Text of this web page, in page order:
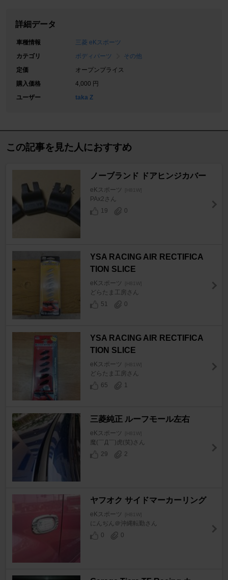
詳細データ
車種情報
三菱 eKスポーツ
カテゴリ
ボディパーツ
その他
定価
オープンプライス
購入価格
4,000 円
ユーザー
taka Z
この記事を見た人におすすめ
ノーブランド ドアヒンジカバー
eKスポーツ [H81W]
PAx2さん
19
0
YSA RACING AIR RECTIFICA
TION SLICE
eKスポーツ [H81W]
どらたま工房さん
51
0
YSA RACING AIR RECTIFICA
TION SLICE
eKスポーツ [H81W]
どらたま工房さん
65
1
三菱純正 ルーフモール左右
eKスポーツ [H81W]
魔(￣Д￣)虎(笑)さん
29
2
ヤフオク サイドマーカーリング
eKスポーツ [H81W]
にんぢん＠沖縄転勤さん
0
0